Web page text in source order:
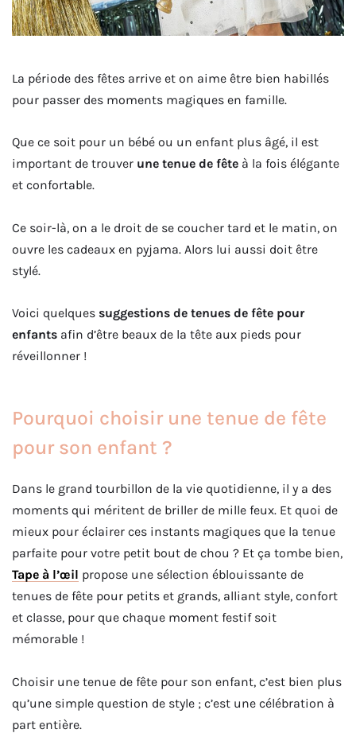
La période des fêtes arrive et on aime être bien habillés
pour passer des moments magiques en famille.
Que ce soit pour un bébé ou un enfant plus âgé, il est
important de trouver une tenue de fête à la fois élégante
et confortable.
Ce soir-là, on a le droit de se coucher tard et le matin, on
ouvre les cadeaux en pyjama. Alors lui aussi doit être
stylé.
Voici quelques suggestions de tenues de fête pour
enfants afin d’être beaux de la tête aux pieds pour
réveillonner !
Pourquoi choisir une tenue de fête
pour son enfant ?
Dans le grand tourbillon de la vie quotidienne, il y a des
moments qui méritent de briller de mille feux. Et quoi de
mieux pour éclairer ces instants magiques que la tenue
parfaite pour votre petit bout de chou ? Et ça tombe bien,
Tape à l’œil propose une sélection éblouissante de
tenues de fête pour petits et grands, alliant style, confort
et classe, pour que chaque moment festif soit
mémorable !
Choisir une tenue de fête pour son enfant, c’est bien plus
qu’une simple question de style ; c’est une célébration à
part entière.